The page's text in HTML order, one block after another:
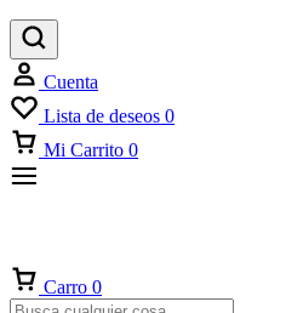
Cuenta
Lista de deseos 0
Mi Carrito 0
Carro 0